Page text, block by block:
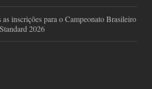
as inscrições para o Campeonato Brasileiro
2026